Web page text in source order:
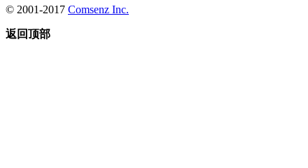
© 2001-2017 Comsenz Inc.
返回顶部